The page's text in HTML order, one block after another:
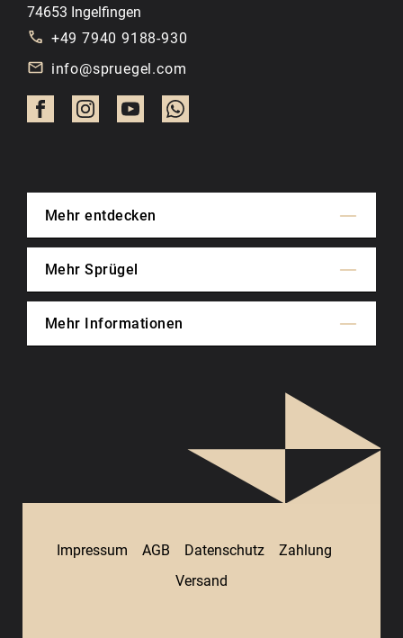
74653 Ingelfingen
+49 7940 9188-930
info@spruegel.com
Mehr entdecken
Mehr Sprügel
Mehr Informationen
Impressum AGB Datenschutz
Zahlung
Versand